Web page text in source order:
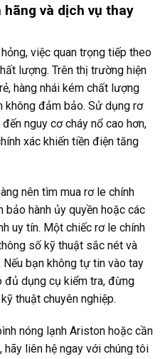
và dịch vụ thay
việc quan trọng tiếp theo
lượng. Trên thị trường hiện
hàng nhái kém chất lượng
không đảm bảo. Sử dụng rơ
nguy cơ cháy nổ cao hơn,
xác khiến tiền điện tăng
nên tìm mua rơ le chính
hành ủy quyền hoặc các
uy tín. Một chiếc rơ le chính
số kỹ thuật sắc nét và
bạn không tự tin vào tay
đủ dụng cụ kiểm tra, đừng
thuật chuyên nghiệp.
nóng lạnh Ariston hoặc cần
hãy liên hệ ngay với chúng tôi